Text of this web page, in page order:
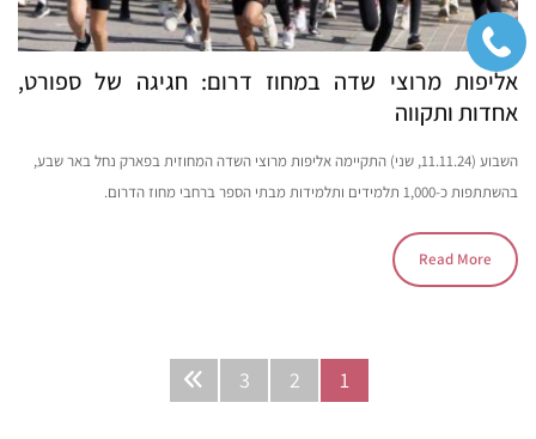
אליפות מרוצי שדה במחוז דרום: חגיגה של ספורט,
אחדות ותקווה
השבוע (11.11.24, שני) התקיימה אליפות מרוצי השדה המחוזית בפארק נחל באר שבע,
בהשתתפות כ-1,000 תלמידים ותלמידות מבתי הספר ברחבי מחוז הדרום.
Read More
1
2
3